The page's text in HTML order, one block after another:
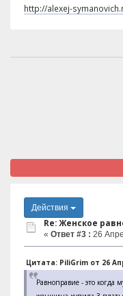
http://alexej-
Действия
Re: Женское
« Ответ #3 : 26
Цитата: PiliGrim от 26
Равноправие - это когда